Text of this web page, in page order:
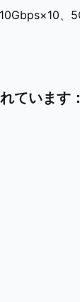
、
ています：